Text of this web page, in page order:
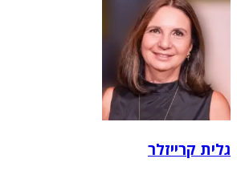
גלית קרייזלר